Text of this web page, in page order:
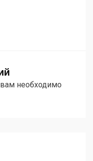
необходимо